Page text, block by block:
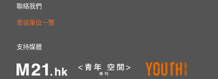
聯絡我們
青協單位一覽
支持媒體